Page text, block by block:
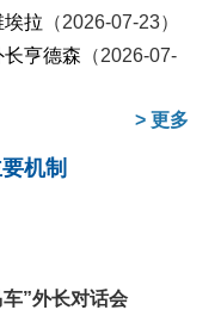
埃拉 （2026-07-23）
亨德森 （2026-07-
> 更多
机制
”外长对话会